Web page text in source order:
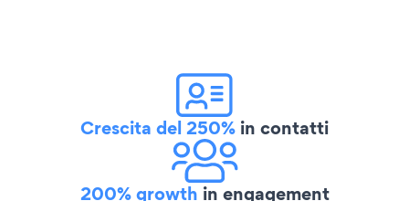
Crescita del 250% in contatti
200% growth in engagement